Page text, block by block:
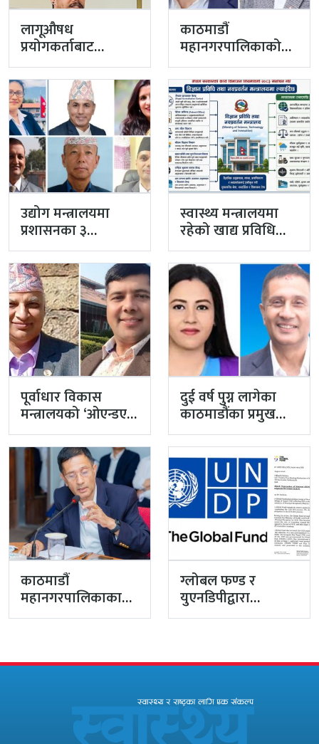
लागूऔषध
प्रयोगकर्ताबाट
सीसीएम उपाध्यक्ष
बनेका गुरुङको अवैध
इमेलले उठायो
अध्यक्ष…
काठमाडौं
महानगरपालिकाको
प्रमुख प्रशासकीय
अधिकृतमा अर्याल,
सहसचिव केसी
अख्तियारबाट ‘आउट’
उद्योग मन्त्रालयमा
प्रशासनका ३
सहसचिव फाजिलमा
स्वास्थ्य मन्त्रालयमा
रहेको खाद्य प्रविधि
तथा गुण नियन्त्रण
विभाग विज्ञान…
पूर्वाधार विकास
मन्त्रालयको ‘ओएन्डएम’
नटुंगिदा प्रशासनका
सहसचिवको भएन
व्यवस्थापन
दुई वर्ष पुग्न लागेका
काठमाडौंका प्रमुख
प्रशासकीय अधिकृत
गुरागाईं अवकाशमा,…
काठमाडौं
महानगरपालिकाका
प्रमुख प्रशासकीय
ग्लोबल फण्ड र
युएनडिपीद्वारा
सरकारको
विवादास्पद…